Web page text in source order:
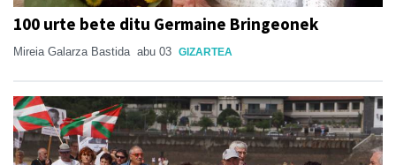
100 urte bete ditu Germaine Bringeonek
Mireia Galarza Bastida abu 03 GIZARTEA